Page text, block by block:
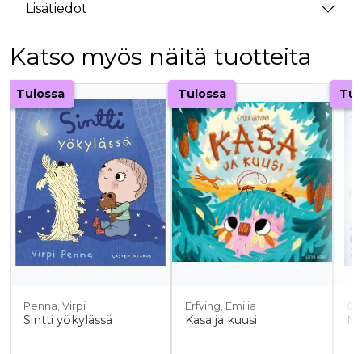
Lisätiedot
Katso myös näitä tuotteita
Tuoteluettelon alku
Tulossa
Penna, Virpi
Sintti yökylässä
Tulossa
Erfving, Emilia
Kasa ja kuusi